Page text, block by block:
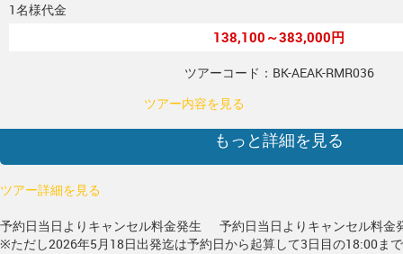
1名様代金
138,100～383,000円
ツアーコード：BK-AEAK-RMR036
ツアー内容を見る
もっと詳細を見る
ツアー詳細を見る
予約日当日よりキャンセル料金発生
予約日当日よりキャンセル料金
※ただし2026年5月18日出発迄は予約日から起算して3日目の18:00ま